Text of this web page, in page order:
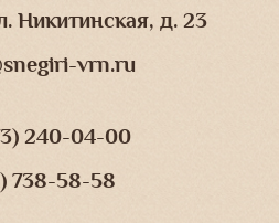
Никитинская, д. 23
vrn.ru
240-04-00
738-58-58